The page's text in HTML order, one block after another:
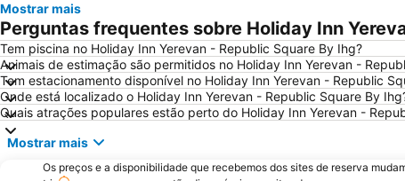
Mostrar mais
Perguntas frequentes sobre Holiday Inn
Tem piscina no Holiday Inn Yerevan - Republic Square By Ihg?
Animais de estimação são permitidos no Holiday Inn Yerevan -
Tem estacionamento disponível no Holiday Inn Yerevan - Republic
Onde está localizado o Holiday Inn Yerevan - Republic Square By
Quais atrações populares estão perto do Holiday Inn Yerevan -
Mostrar mais
Os preços e a disponibilidade que recebemos dos sites de reserva